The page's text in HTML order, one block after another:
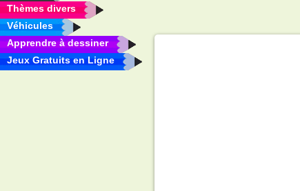
Thèmes divers
Véhicules
Apprendre à dessiner
Jeux Gratuits en Ligne